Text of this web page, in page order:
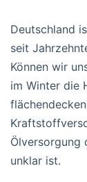
Deutschland
seit
Können wir
im Winter die
Ölversorgung
unklar ist.